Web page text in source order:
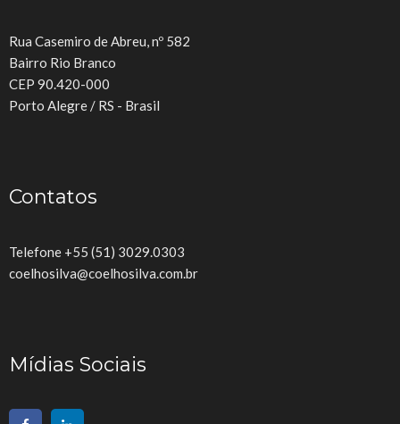
Rua Casemiro de Abreu, nº 582
Bairro Rio Branco
CEP 90.420-000
Porto Alegre / RS - Brasil
Contatos
Telefone +55 (51) 3029.0303
coelhosilva@coelhosilva.com.br
Mídias Sociais